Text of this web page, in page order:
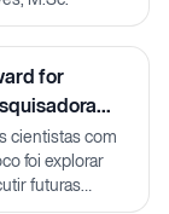
for
cientistas com
foi explorar
futuras